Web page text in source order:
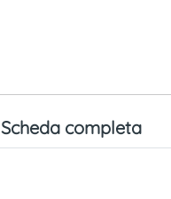
Scheda completa